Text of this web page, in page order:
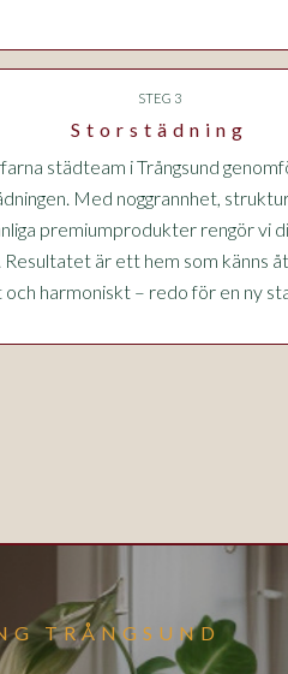
STEG 3
Storstädning
städteam i Trångsund
Med noggrannhet,
premiumprodukter rengör vi
Resultatet är ett hem som känns
harmoniskt – redo för en ny
TRÅNGSUND